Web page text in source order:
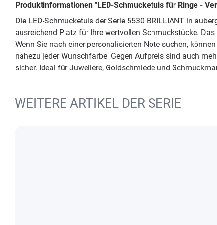
Produktinformationen "LED-Schmucketuis für Ringe -
Die LED-Schmucketuis der Serie 5530 BRILLIANT in
ausreichend Platz für Ihre wertvollen Schmuckstücke.
Wenn Sie nach einer personalisierten Note suchen,
nahezu jeder Wunschfarbe. Gegen Aufpreis sind auch
sicher. Ideal für Juweliere, Goldschmiede und
WEITERE ARTIKEL DER SERIE